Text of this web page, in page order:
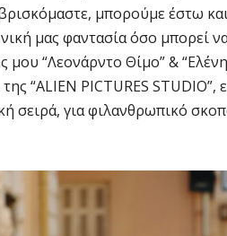
μπορούμε έστω
μας φαντασία όσο μπορεί
μου “Λεονάρντο Θίμο” &
της “ALIEN PICTURES
σειρά, για φιλανθρωπικό